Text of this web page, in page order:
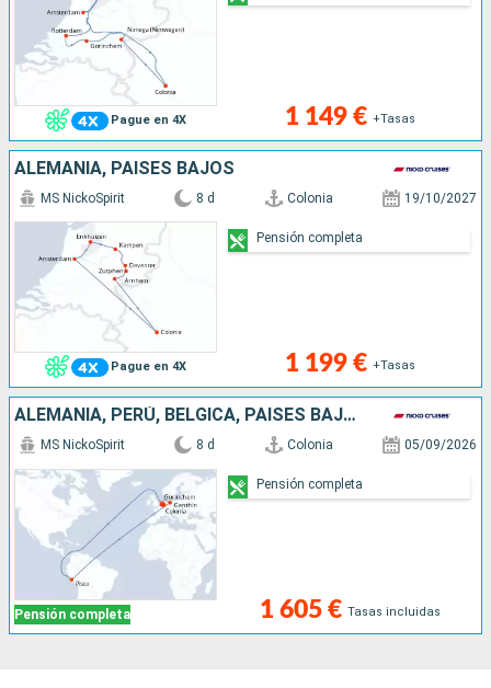
Pague en 4X 1 149 € +Tasas
ALEMANIA, PAISES BAJOS
Pague en 4X
MS NickoSpirit 8 d Colonia 19/10/2027
1 199 € +Tasas
Pensión completa
ALEMANIA, PERÚ, BÉLGICA, PAISES BAJOS
Pensión completa
MS NickoSpirit 8 d Colonia 05/09/2026
1 605 € Tasas incluidas
Pensión completa